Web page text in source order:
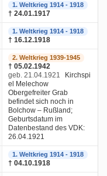
1. Weltkrieg 1914 - 1918
† 24.01.1917
1. Weltkrieg 1914 - 1918
† 16.12.1918
2. Weltkrieg 1939-1945
† 05.02.1942
geb. 21.04.1921
Kirchspi
el Melechow
Obergefreiter Grab
befindet sich noch in
Bolchow – Rußland;
Geburtsdatum im
Datenbestand des VDK:
26.04.1921
1. Weltkrieg 1914 - 1918
† 04.10.1918